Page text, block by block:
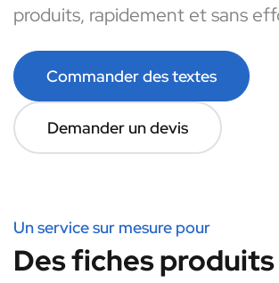
produits, rapidement et sans
Commander des textes
Demander un devis
Un service sur mesure pour
Des fiches